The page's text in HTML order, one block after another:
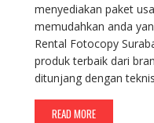
menyediakan paket
memudahkan anda
Rental Fotocopy
produk terbaik dari
ditunjang dengan
READ MORE